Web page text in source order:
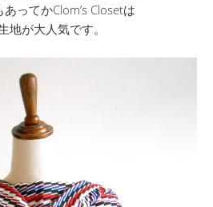
ってかClom’s Closetは
地が大人気です。